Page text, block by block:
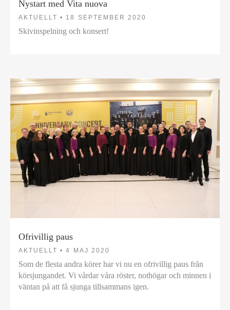
Nystart med Vita nuova
AKTUELLT • 18 SEPTEMBER 2020
Skivinspelning och konsert!
Ofrivillig paus
AKTUELLT • 4 MAJ 2020
Som de flesta andra körer har vi nu en ofrivillig paus från
körsjungandet. Vi vårdar våra röster, nothögar och minnen i
väntan på att få sjunga tillsammans igen.